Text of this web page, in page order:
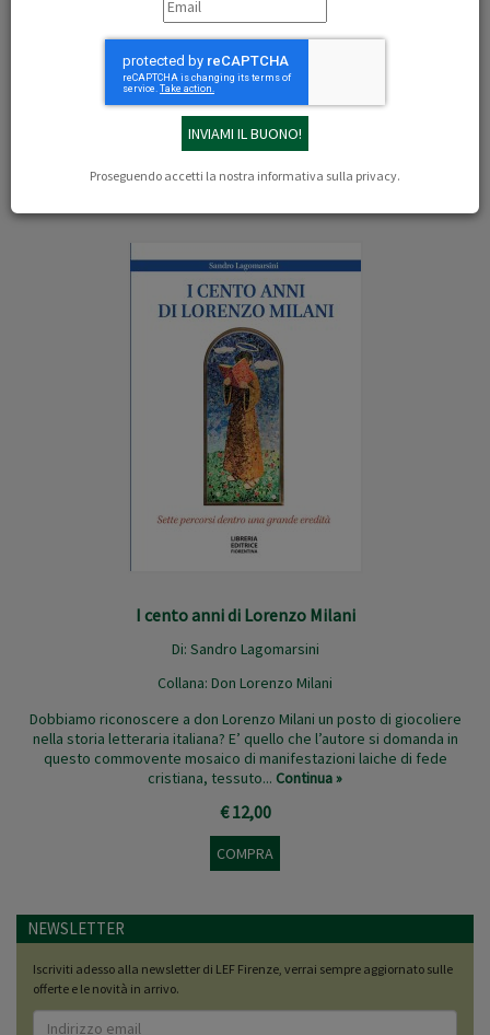
Proseguendo accetti la nostra informativa sulla privacy.
I cento anni di Lorenzo Milani
Di: Sandro Lagomarsini
Collana: Don Lorenzo Milani
Dobbiamo riconoscere a don Lorenzo Milani un posto di giocoliere
nella storia letteraria italiana? E’ quello che l’autore si domanda in
questo commovente mosaico di manifestazioni laiche di fede
cristiana, tessuto... Continua »
€ 12,00
COMPRA
NEWSLETTER
Iscriviti adesso alla newsletter di LEF Firenze, verrai sempre aggiornato sulle
offerte e le novità in arrivo.